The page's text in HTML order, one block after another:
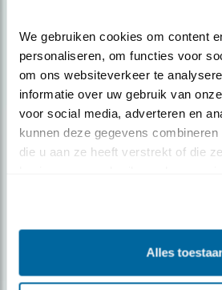
We gebruiken cookies om content
personaliseren, om functies voor
om ons websiteverkeer te
informatie over uw gebruik van
voor social media, adverteren en
kunnen deze gegevens
die u aan ze heeft verstrekt of die
Alles
Op de hoogte blijven?
Meld je aan en ontvang nieuws,
over vogels en activiteiten van